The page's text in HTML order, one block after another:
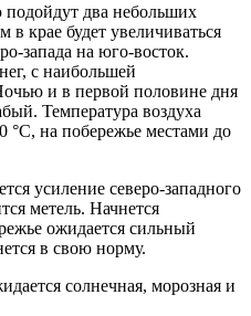
два небольших
крае будет увеличиваться
запада на юго-восток.
с наибольшей
и в первой половине дня
Температура воздуха
на побережье местами до
усиление северо-западного
метель. Начнется
ожидается сильный
в свою норму.
солнечная, морозная и